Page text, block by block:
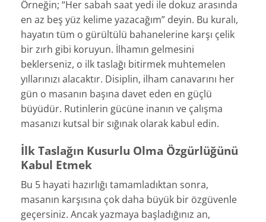
Örneğin; “Her sabah saat yedi ile dokuz arasında
en az beş yüz kelime yazacağım” deyin. Bu kuralı,
hayatın tüm o gürültülü bahanelerine karşı çelik
bir zırh gibi koruyun. İlhamın gelmesini
beklerseniz, o ilk taslağı bitirmek muhtemelen
yıllarınızı alacaktır. Disiplin, ilham canavarını her
gün o masanın başına davet eden en güçlü
büyüdür. Rutinlerin gücüne inanın ve çalışma
masanızı kutsal bir sığınak olarak kabul edin.
İlk Taslağın Kusurlu Olma Özgürlüğünü
Kabul Etmek
Bu 5 hayati hazırlığı tamamladıktan sonra,
masanın karşısına çok daha büyük bir özgüvenle
geçersiniz. Ancak yazmaya başladığınız an,